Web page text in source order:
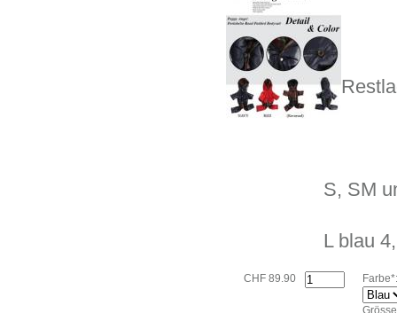
S, SM
L blau
CHF 89.90 Farbe*: